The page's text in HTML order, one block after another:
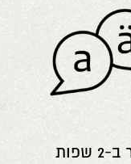
שפות